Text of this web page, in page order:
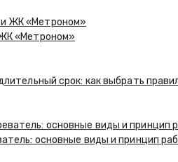
«Метроном»
срок: как выбрать
основные виды и принцип